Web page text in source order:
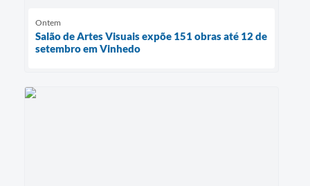
Ontem
Salão de Artes Visuais expõe 151 obras até 12 de
setembro em Vinhedo